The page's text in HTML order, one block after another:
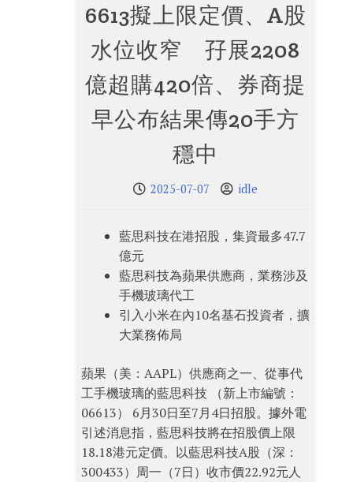
6613擬上限定價、A股
水位收窄 孖展2208
億超購420倍、券商提
早公布結果傳20手方
穩中
2025-07-07 idle
藍思科技在港招股，集資最多47.7
億元
藍思科技為蘋果供應商，業務涉及
手機玻璃代工
引入小米在內10名基石投資者，擴
大業務佈局
蘋果（美：AAPL）供應商之一、從事代
工手機玻璃的藍思科技 （新上市編號：
06613） 6月30日至7月4日招股。據外電
引述消息指，藍思科技將在招股價上限
18.18港元定價。以藍思科技A股（深：
300433）周一（7日）收市價22.92元人